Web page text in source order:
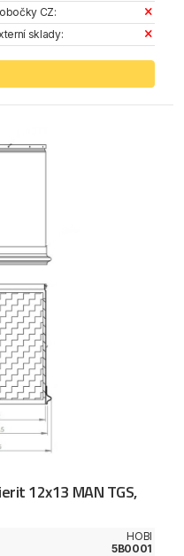
CZ:
sklady:
12x13 MAN TGS,
HOBI
5B0001